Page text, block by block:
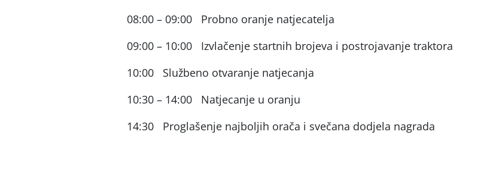
08:00 – 09:00 Probno oranje natjecatelja
09:00 – 10:00 Izvlačenje startnih brojeva i postrojavanje traktora
10:00 Službeno otvaranje natjecanja
10:30 – 14:00 Natjecanje u oranju
14:30 Proglašenje najboljih orača i svečana dodjela nagrada